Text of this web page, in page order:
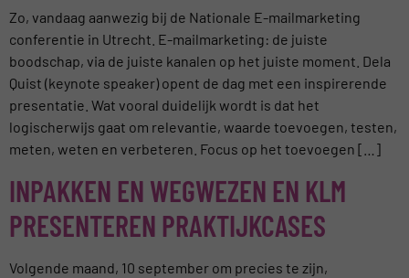
Zo, vandaag aanwezig bij de Nationale E-mailmarketing
conferentie in Utrecht. E-mailmarketing: de juiste
boodschap, via de juiste kanalen op het juiste moment. Dela
Quist (keynote speaker) opent de dag met een inspirerende
presentatie. Wat vooral duidelijk wordt is dat het
logischerwijs gaat om relevantie, waarde toevoegen, testen,
meten, weten en verbeteren. Focus op het toevoegen […]
INPAKKEN EN WEGWEZEN EN KLM
PRESENTEREN PRAKTIJKCASES
Volgende maand, 10 september om precies te zijn,